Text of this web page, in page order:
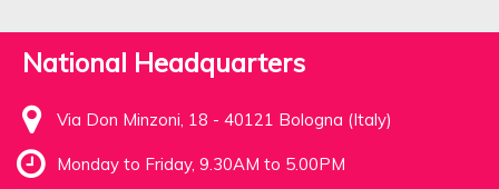
National Headquarters
Via Don Minzoni, 18 - 40121 Bologna (Italy)
Monday to Friday, 9.30AM to 5.00PM